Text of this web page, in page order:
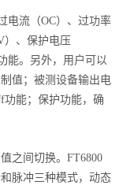
电流（OC）、过功率
）、保护电压
能。另外，用户可以
值；被测设备输出电
功能；保护功能，确
之间切换。FT6800
脉冲三种模式，动态